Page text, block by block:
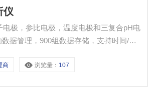
仪
据管理，900组数据存储，支持时间/日
商 浏览量： 107